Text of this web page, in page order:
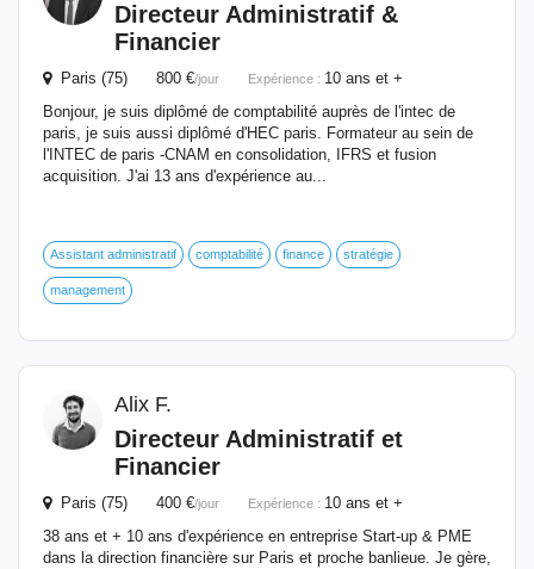
Directeur Administratif &
Financier
Paris (75) 800 €/jour Expérience : 10 ans et +
Bonjour, je suis diplômé de comptabilité auprès de l'intec de
paris, je suis aussi diplômé d'HEC paris. Formateur au sein de
l'INTEC de paris -CNAM en consolidation, IFRS et fusion
acquisition. J'ai 13 ans d'expérience au...
Assistant administratif comptabilité finance stratégie
management
Alix F.
Directeur Administratif et
Financier
Paris (75) 400 €/jour Expérience : 10 ans et +
38 ans et + 10 ans d'expérience en entreprise Start-up & PME
dans la direction financière sur Paris et proche banlieue. Je gère,